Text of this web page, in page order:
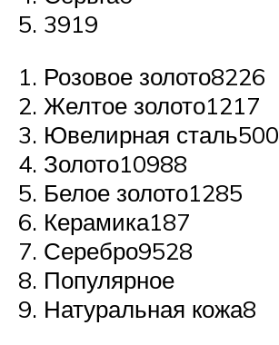
3919
Розовое золото8226
Желтое золото1217
Ювелирная сталь500
Золото10988
Белое золото1285
Керамика187
Серебро9528
Популярное
Натуральная кожа8